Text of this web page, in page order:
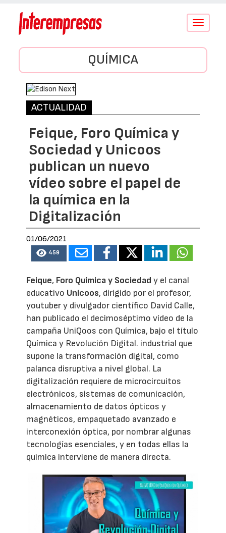
Conmutar
QUÍMICA
ACTUALIDAD
Feique, Foro Química y
Sociedad y Unicoos
publican un nuevo
vídeo sobre el papel de
la química en la
Digitalización
01/06/2021
459
Feique, Foro Química y Sociedad y el canal
educativo Unicoos, dirigido por el profesor,
youtuber y divulgador científico David Calle,
han publicado el decimoséptimo vídeo de la
campaña UniQoos con Química, bajo el título
Química y Revolución Digital. industrial que
supone la transformación digital, como
palanca disruptiva a nivel global. La
digitalización requiere de microcircuitos
electrónicos, sistemas de comunicación,
almacenamiento de datos ópticos y
magnéticos, empaquetado avanzado e
interconexión óptica, por nombrar algunas
tecnologías esenciales, y en todas ellas la
química interviene de manera directa.